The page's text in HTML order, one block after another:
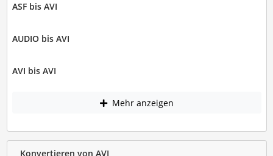
ASF bis AVI
AUDIO bis AVI
AVI bis AVI
Mehr anzeigen
Konvertieren von AVI